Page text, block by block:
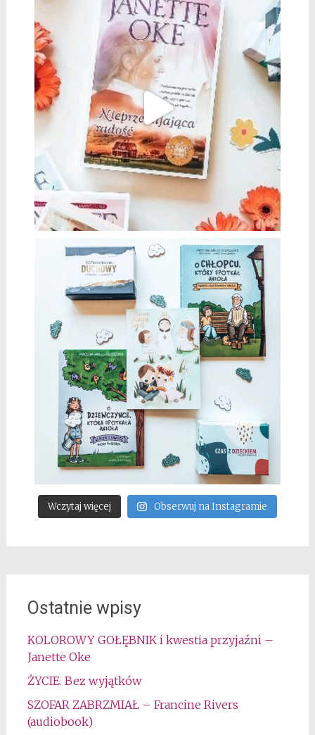
Wczytaj więcej Obserwuj na Instagramie
Ostatnie wpisy
KOLOROWY GOŁĘBNIK i kwestia przyjaźni –
Janette Oke
ŻYCIE. Bez wyjątków
SZOFAR ZABRZMIAŁ – Francine Rivers
(audiobook)